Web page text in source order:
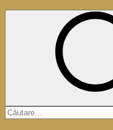
Caută
după: